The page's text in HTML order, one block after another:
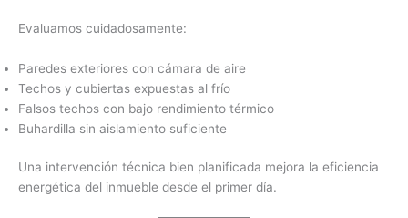
Evaluamos cuidadosamente:
Paredes exteriores con cámara de aire
Techos y cubiertas expuestas al frío
Falsos techos con bajo rendimiento térmico
Buhardilla sin aislamiento suficiente
Una intervención técnica bien planificada mejora la eficiencia
energética del inmueble desde el primer día.